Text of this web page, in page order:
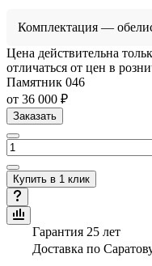
Комплектация —
Цена действительна
отличаться от цен в
Памятник 046
от 36 000 ₽
Заказать
Купить в 1 клик
Гарантия 25 лет
Доставка по